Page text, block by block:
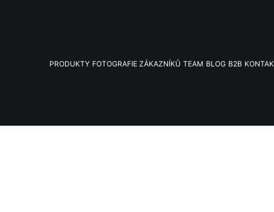
PRODUKTY FOTOGRAFIE ZÁKAZNÍKŮ TEAM BLOG B2B